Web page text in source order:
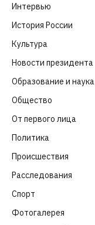
Интервью
История России
Культура
Новости президента
Образование и наука
Общество
От первого лица
Политика
Происшествия
Расследования
Спорт
Фотогалерея